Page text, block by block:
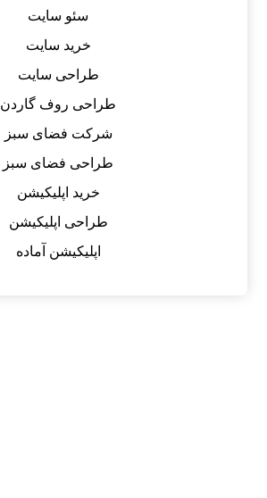
سئو سایت
خرید سایت
طراحی سایت
طراحی روف گاردن
شرکت فضای سبز
طراحی فضای سبز
خرید اپلیکیشن
طراحی اپلیکیشن
اپلیکیشن آماده